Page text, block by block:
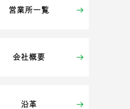
営業所一覧
会社概要
沿革